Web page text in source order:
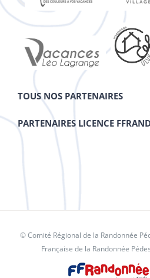
TOUS NOS PARTENAIRES
PARTENAIRES LICENCE
© Comité Régional de la Randonnée
Française de la Randonnée